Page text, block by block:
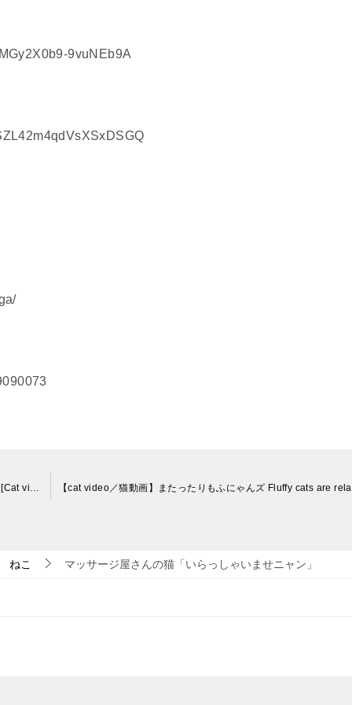
9vuNEb9A
【ネコ動画】まったりネコ 朝からイスを陣取り【かわいい】[Cat video] Relaxing cat, taking a chair from the morning [Cute]
ねこ マッサージ屋さんの猫「いらっしゃいませニャン」